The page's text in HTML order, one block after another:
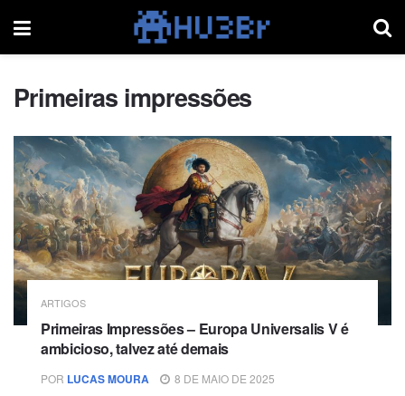
Primeiras impressões
ARTIGOS
Primeiras Impressões – Europa Universalis V é
ambicioso, talvez até demais
POR LUCAS MOURA 8 DE MAIO DE 2025